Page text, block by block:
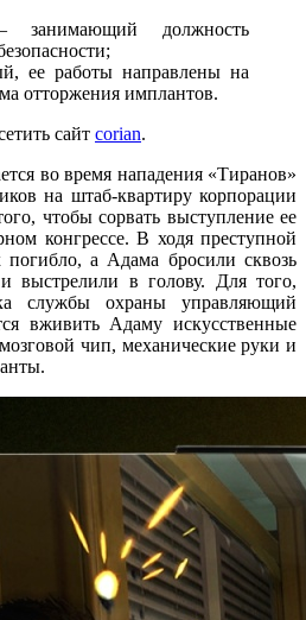
должность
ее работы направлены на
отторжения имплантов.
сайт corian.
во время нападения «Тиранов»
на штаб-квартиру корпорации
чтобы сорвать выступление ее
конгрессе. В ходя преступной
а Адама бросили сквозь
выстрелили в голову. Для того,
службы охраны управляющий
вживить Адаму искусственные
чип, механические руки и